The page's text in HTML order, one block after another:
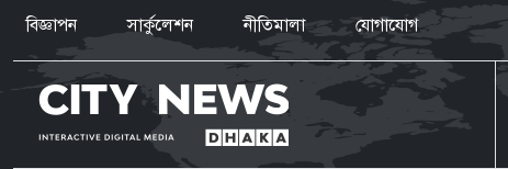
বিজ্ঞাপন সার্কুলেশন নীতিমালা যোগাযোগ